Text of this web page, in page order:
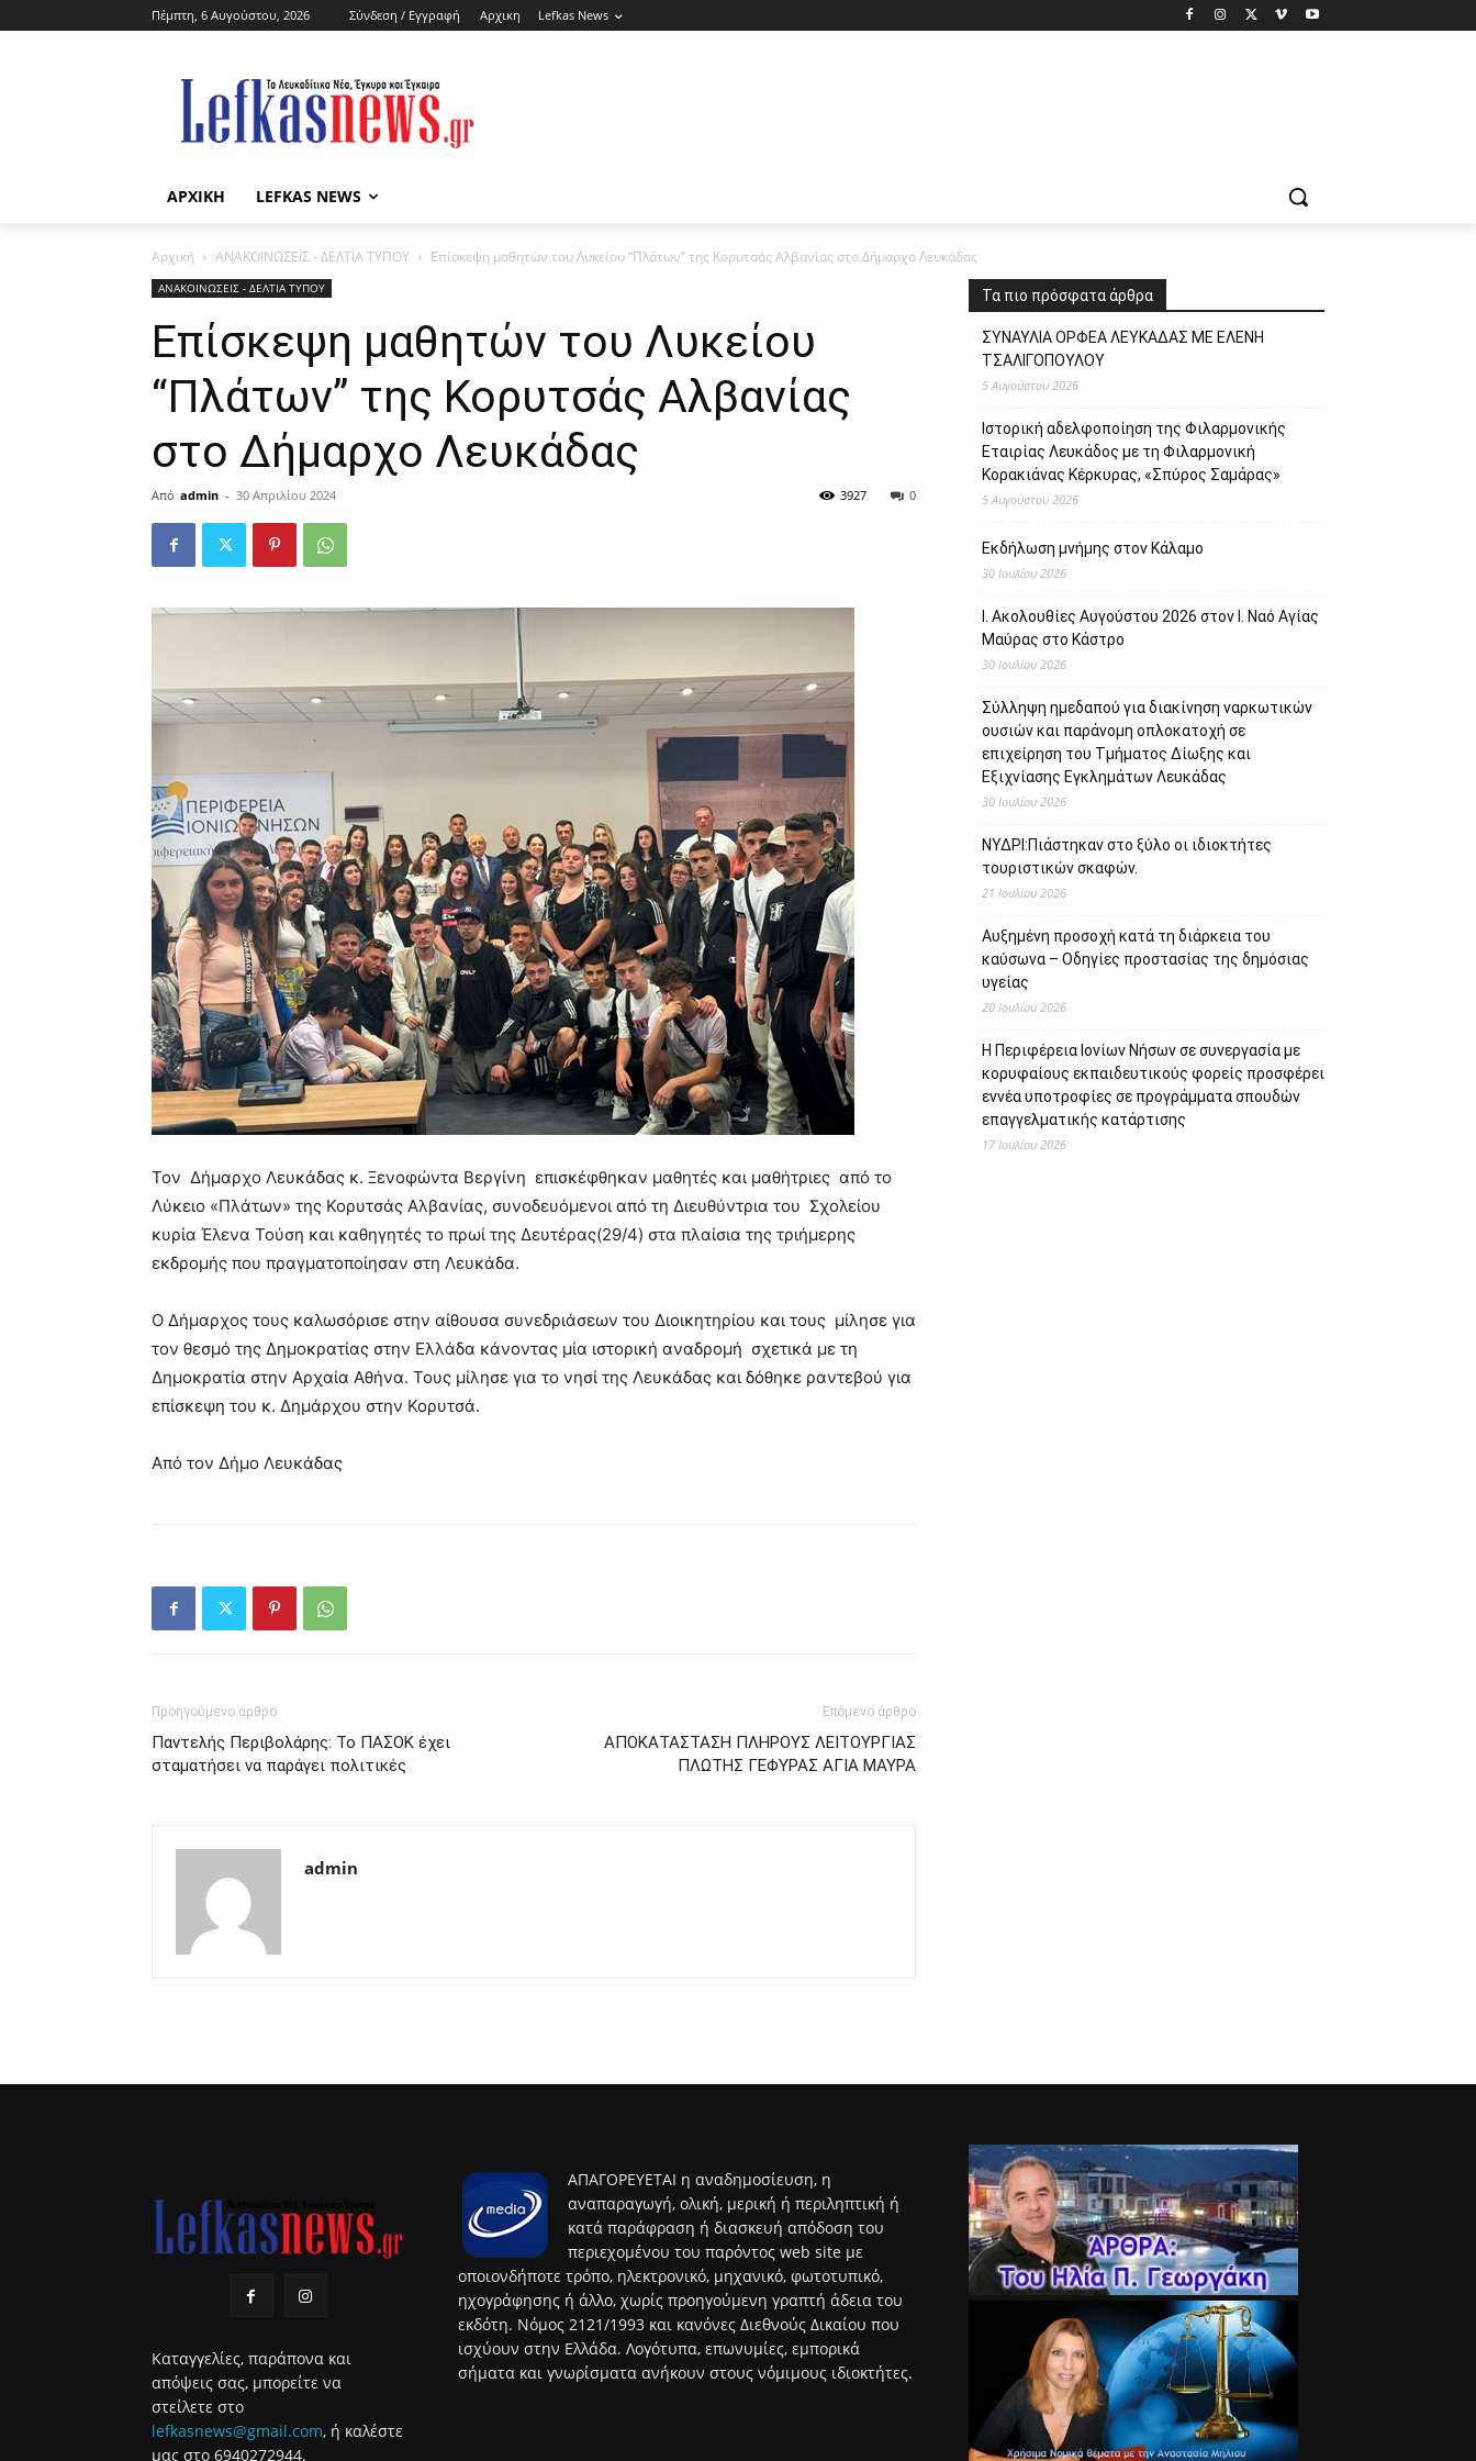
Πέμπτη, 6 Αυγούστου, 2026 Σύνδεση / Εγγραφή Αρχικη Lefkas News
ΑΡΧΙΚΗ LEFKAS NEWS
Αρχική ΑΝΑΚΟΙΝΩΣΕΙΣ - ΔΕΛΤΙΑ ΤΥΠΟΥ Επίσκεψη μαθητών του Λυκείου “Πλάτων” της Κορυτσάς Αλβανίας στο Δήμαρχο Λευκάδας
ΑΝΑΚΟΙΝΩΣΕΙΣ - ΔΕΛΤΙΑ ΤΥΠΟΥ
Επίσκεψη μαθητών του Λυκείου
“Πλάτων” της Κορυτσάς Αλβανίας
στο Δήμαρχο Λευκάδας
Από admin - 30 Απριλίου 2024 0
3927
Τον Δήμαρχο Λευκάδας κ. Ξενοφώντα Βεργίνη επισκέφθηκαν μαθητές και μαθήτριες από το
Λύκειο «Πλάτων» της Κορυτσάς Αλβανίας, συνοδευόμενοι από τη Διευθύντρια του Σχολείου
κυρία Έλενα Τούση και καθηγητές το πρωί της Δευτέρας(29/4) στα πλαίσια της τριήμερης
εκδρομής που πραγματοποίησαν στη Λευκάδα.
Ο Δήμαρχος τους καλωσόρισε στην αίθουσα συνεδριάσεων του Διοικητηρίου και τους μίλησε για
τον θεσμό της Δημοκρατίας στην Ελλάδα κάνοντας μία ιστορική αναδρομή σχετικά με τη
Δημοκρατία στην Αρχαία Αθήνα. Τους μίλησε για το νησί της Λευκάδας και δόθηκε ραντεβού για
επίσκεψη του κ. Δημάρχου στην Κορυτσά.
Από τον Δήμο Λευκάδας
Προηγούμενο άρθρο
Παντελής Περιβολάρης: Το ΠΑΣΟΚ έχει
σταματήσει να παράγει πολιτικές
Επόμενο άρθρο
ΑΠΟΚΑΤΑΣΤΑΣΗ ΠΛΗΡΟΥΣ ΛΕΙΤΟΥΡΓΙΑΣ
ΠΛΩΤΗΣ ΓΕΦΥΡΑΣ ΑΓΙΑ ΜΑΥΡΑ
admin
Τα πιο πρόσφατα άρθρα
ΣΥΝΑΥΛΙΑ ΟΡΦΕΑ ΛΕΥΚΑΔΑΣ ΜΕ ΕΛΕΝΗ
ΤΣΑΛΙΓΟΠΟΥΛΟΥ
5 Αυγούστου 2026
Ιστορική αδελφοποίηση της Φιλαρμονικής
Εταιρίας Λευκάδος με τη Φιλαρμονική
Κορακιάνας Κέρκυρας, «Σπύρος Σαμάρας»
5 Αυγούστου 2026
Εκδήλωση μνήμης στον Κάλαμο
30 Ιουλίου 2026
Ι. Ακολουθίες Αυγούστου 2026 στον Ι. Ναό Αγίας
Μαύρας στο Κάστρο
30 Ιουλίου 2026
Σύλληψη ημεδαπού για διακίνηση ναρκωτικών
ουσιών και παράνομη οπλοκατοχή σε
επιχείρηση του Τμήματος Δίωξης και
Εξιχνίασης Εγκλημάτων Λευκάδας
30 Ιουλίου 2026
ΝΥΔΡΙ:Πιάστηκαν στο ξύλο οι ιδιοκτήτες
τουριστικών σκαφών.
21 Ιουλίου 2026
Αυξημένη προσοχή κατά τη διάρκεια του
καύσωνα – Οδηγίες προστασίας της δημόσιας
υγείας
20 Ιουλίου 2026
Η Περιφέρεια Ιονίων Νήσων σε συνεργασία με
κορυφαίους εκπαιδευτικούς φορείς προσφέρει
εννέα υποτροφίες σε προγράμματα σπουδών
επαγγελματικής κατάρτισης
17 Ιουλίου 2026
Καταγγελίες, παράπονα και
απόψεις σας, μπορείτε να
στείλετε στο
lefkasnews@gmail.com, ή καλέστε
μας στο 6940272944.
ΑΠΑΓΟΡΕΥΕΤΑΙ η αναδημοσίευση, η
αναπαραγωγή, ολική, μερική ή περιληπτική ή
κατά παράφραση ή διασκευή απόδοση του
περιεχομένου του παρόντος web site με
οποιονδήποτε τρόπο, ηλεκτρονικό, μηχανικό, φωτοτυπικό,
ηχογράφησης ή άλλο, χωρίς προηγούμενη γραπτή άδεια του
εκδότη. Νόμος 2121/1993 και κανόνες Διεθνούς Δικαίου που
ισχύουν στην Ελλάδα. Λογότυπα, επωνυμίες, εμπορικά
σήματα και γνωρίσματα ανήκουν στους νόμιμους ιδιοκτήτες.